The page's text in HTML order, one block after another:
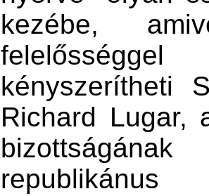
kezébe,
kényszerítheti
Richard Lugar,